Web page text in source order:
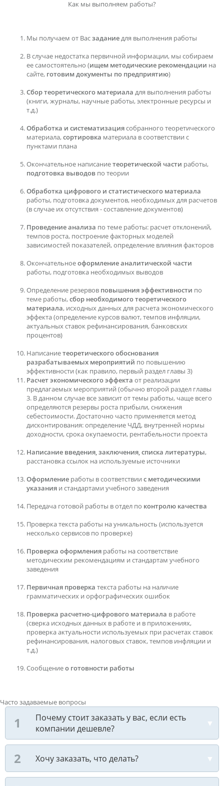
Как мы выполняем работы?
Мы получаем от Васзаданиедля выполнения работы
В случае недостатка первичной информации, мы собираем
ее самостоятельно (ищем методические рекомендации на
сайте, готовим документы по предприятию)
Сбор теоретического материала для выполнения работы
(книги, журналы, научные работы, электронные ресурсы и
т.д.)
Обработка и систематизациясобранного теоретического
материала,сортировка материала в соответствии с
пунктами плана
Окончательное написаниетеоретической части работы,
подготовка выводов по теории
Обработка цифрового и статистического материала
работы, подготовка документов, необходимых для расчетов
(в случае их отсутствия - составление документов)
Проведение анализа по теме работы: расчет отклонений,
темпов роста, построение факторных моделей
зависимостей показателей, определение влияния факторов
Окончательноеоформление аналитической части
работы, подготовка необходимых выводов
Определение резервов повышения эффективности по
теме работы,сбор необходимого теоретического
материала, исходных данных для расчета экономического
эффекта (определение курсов валют, темпов инфляции,
актуальных ставок рефинансирования, банковских
процентов)
Написаниетеоретического обоснования
разрабатываемых мероприятий по повышению
эффективности (как правило, первый раздел главы 3)
Расчет экономического эффекта от реализации
предлагаемых мероприятий (обычно второй раздел главы
3. В данном случае все зависит от темы работы, чаще всего
определяются резервы роста прибыли, снижения
себестоимости. Достаточно часто применяется метод
дисконтирования: определение ЧДД, внутренней нормы
доходности, срока окупаемости, рентабельности проекта
Написание введения, заключения, списка литературы,
расстановка ссылок на используемые источники
Оформление работы в соответствии с методическими
указания и стандартами учебного заведения
Передача готовой работы в отдел по контролю качества
Проверка текста работы на уникальность (используется
несколько сервисов по проверке)
Проверка оформления работы на соответствие
методическим рекомендациям и стандартам учебного
заведения
Первичная проверка текста работы на наличие
грамматических и орфографических ошибок
Проверка расчетно-цифрового материала в работе
(сверка исходных данных в работе и в приложениях,
проверка актуальности используемых при расчетах ставок
рефинансирования, налоговых ставок, темпов инфляции и
т.д.)
Сообщениео готовности работы
Часто задаваемые вопросы
Почему стоит заказать у вас, если есть
компании дешевле?
Хочу заказать, что делать?